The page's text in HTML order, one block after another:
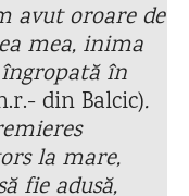
avut oroare de
mea, inima
în
din Balcic).
la mare,
fie adusă,